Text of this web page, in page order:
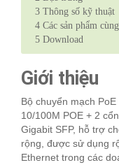
3 Thông số kỹ thuật
4 Các sản phẩm
5 Download
Giới thiệu
Bộ chuyển mạch
10/100M POE + 2
Gigabit SFP, hỗ trợ
rộng, được sử dụng
Ethernet trong các